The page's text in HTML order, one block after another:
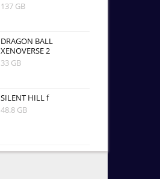
137 GB
DRAGON BALL
XENOVERSE 2
33 GB
SILENT HILL f
48.8 GB